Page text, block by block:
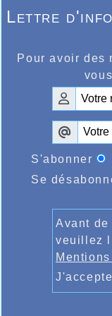
400m en 54.15
sur 1500m en
100m.
NOUVEAU
AU
Lettre
Pour avoir des
S'abonner
Se
Avant de
veuillez